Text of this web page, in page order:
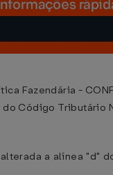
Fazendária -
Código Tributário
a alínea "d"